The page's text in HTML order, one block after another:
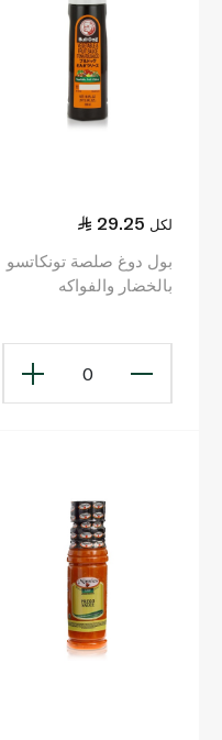
29.25 لكل
بول دوغ صلصة تونكاتسو
بالخضار والفواكه
0